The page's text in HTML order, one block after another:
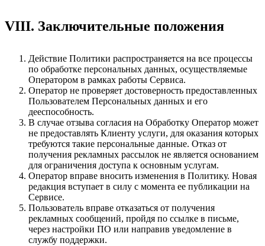
VIII. Заключительные положения
Действие Политики распространяется на все процессы
по обработке персональных данных, осуществляемые
Оператором в рамках работы Сервиса.
Оператор не проверяет достоверность предоставленных
Пользователем Персональных данных и его
дееспособность.
В случае отзыва согласия на Обработку Оператор может
не предоставлять Клиенту услуги, для оказания которых
требуются такие персональные данные. Отказ от
получения рекламных рассылок не является основанием
для ограничения доступа к основным услугам.
Оператор вправе вносить изменения в Политику. Новая
редакция вступает в силу с момента ее публикации на
Сервисе.
Пользователь вправе отказаться от получения
рекламных сообщений, пройдя по ссылке в письме,
через настройки ПО или направив уведомление в
службу поддержки.